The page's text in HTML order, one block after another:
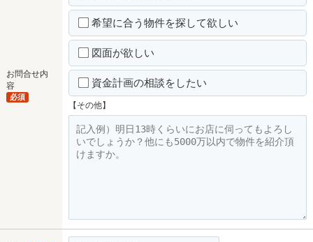
お問合せ内
容
必須
希望に合う物件を探して欲しい
図面が欲しい
資金計画の相談をしたい
【その他】